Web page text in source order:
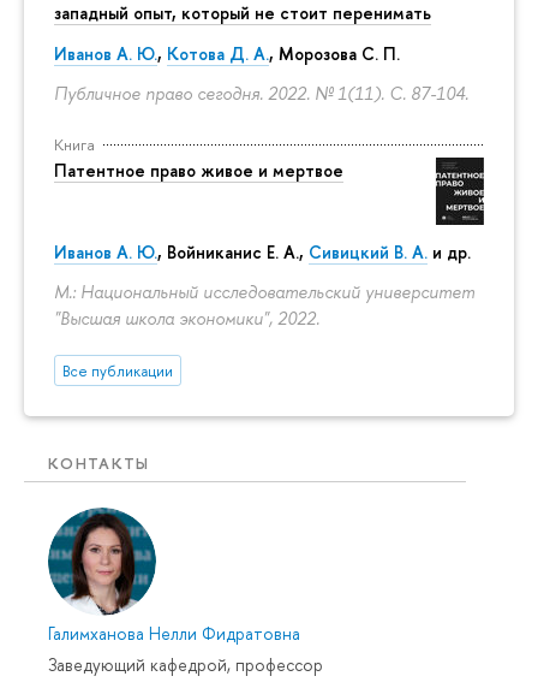
западный опыт, который не стоит перенимать
Иванов А. Ю., Котова Д. А., Морозова С. П.
Публичное право сегодня. 2022. № 1(11). С. 87-104.
Книга
Патентное право живое и мертвое
Иванов А. Ю., Войниканис Е. А., Сивицкий В. А. и др.
М.: Национальный исследовательский университет
"Высшая школа экономики", 2022.
Все публикации
КОНТАКТЫ
Галимханова Нелли Фидратовна
Заведующий кафедрой, профессор